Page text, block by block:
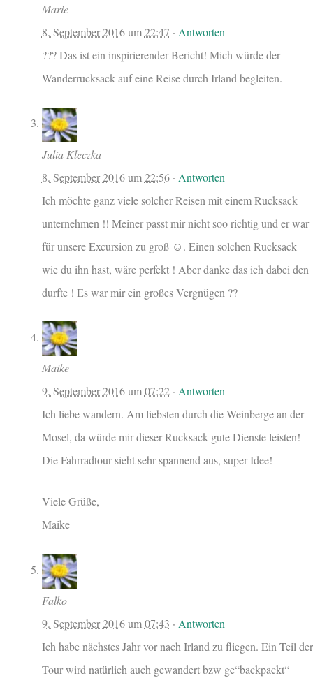
Marie
8. September 2016um22:47 · Antworten
??? Das ist ein inspirierender Bericht! Mich würde der
Wanderrucksack auf eine Reise durch Irland begleiten.
Julia Kleczka
8. September 2016um22:56· Antworten
Ich möchte ganz viele solcher Reisen mit einem Rucksack
unternehmen !! Meiner passt mir nicht soo richtig und er war
für unsere Excursion zu groß ☺️. Einen solchen Rucksack
wie du ihn hast, wäre perfekt ! Aber danke das ich dabei den
durfte ! Es war mir ein großes Vergnügen ??
Maike
9. September 2016um07:22· Antworten
Ich liebe wandern. Am liebsten durch die Weinberge an der
Mosel, da würde mir dieser Rucksack gute Dienste leisten!
Die Fahrradtour sieht sehr spannend aus, super Idee!
Viele Grüße,
Maike
Falko
9. September 2016um07:43 · Antworten
Ich habe nächstes Jahr vor nach Irland zu fliegen. Ein Teil der
Tour wird natürlich auch gewandert bzw ge“backpackt“